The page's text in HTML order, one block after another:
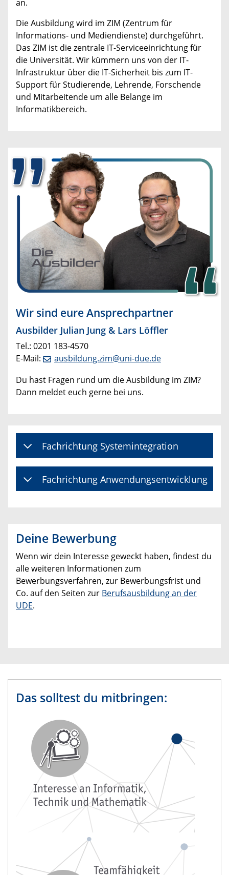
an.
Die Ausbildung wird im ZIM (Zentrum für
Informations- und Mediendienste) durchgeführt.
Das ZIM ist die zentrale IT-Serviceeinrichtung für
die Universität. Wir kümmern uns von der IT-
Infrastruktur über die IT-Sicherheit bis zum IT-
Support für Studierende, Lehrende, Forschende
und Mitarbeitende um alle Belange im
Informatikbereich.
​Wir sind eure Ansprechpartner
​Ausbilder Julian Jung & Lars Löffler
Tel.: 0201 183-4570
E-Mail:
ausbildung.zim@uni-due.de
Du hast Fragen rund um die Ausbildung im ZIM?
Dann meldet euch gerne bei uns.
Fachrichtung Systemintegration
Fachrichtung Anwendungsentwicklung
Deine Bewerbung
Wenn wir dein Interesse geweckt haben, findest du
alle weiteren Informationen zum
Bewerbungsverfahren, zur Bewerbungsfrist und
Co. auf den Seiten zur Berufsausbildung an der
UDE.
Das solltest du mitbringen: